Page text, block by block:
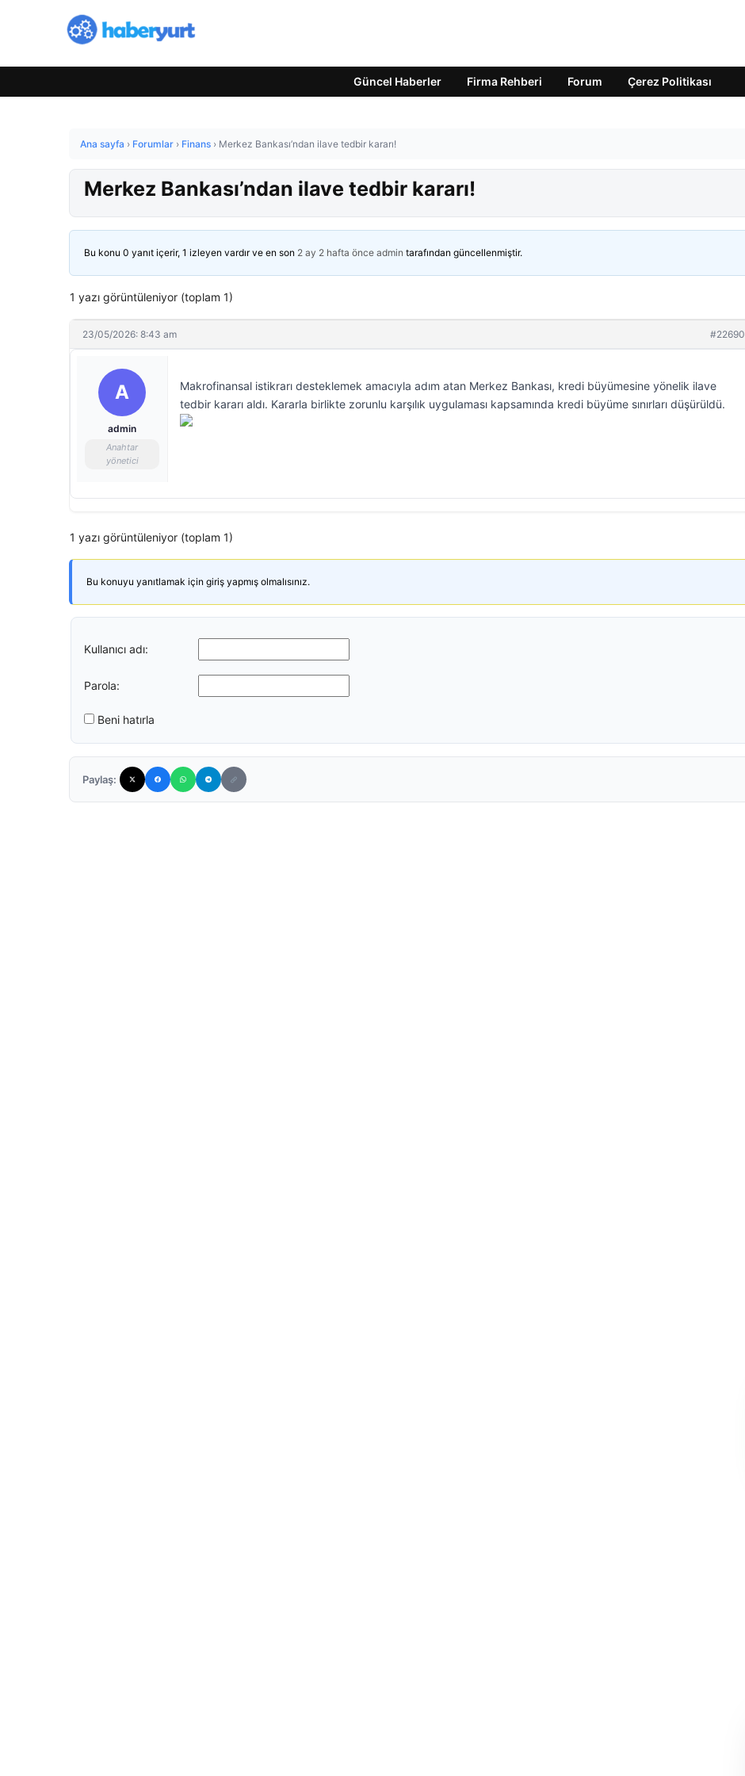
Güncel Haberler Firma Rehberi Forum Çerez Politikası
Ana sayfa › Forumlar › Finans › Merkez Bankası’ndan ilave tedbir kararı!
Merkez Bankası’ndan ilave tedbir kararı!
Bu konu 0 yanıt içerir, 1 izleyen vardır ve en son 2 ay 2 hafta önce admin tarafından güncellenmiştir.
1 yazı görüntüleniyor (toplam 1)
23/05/2026: 8:43 am #22690
A
admin
Anahtar
yönetici
Makrofinansal istikrarı desteklemek amacıyla adım atan Merkez Bankası, kredi büyümesine yönelik ilave
tedbir kararı aldı. Kararla birlikte zorunlu karşılık uygulaması kapsamında kredi büyüme sınırları düşürüldü.
1 yazı görüntüleniyor (toplam 1)
Bu konuyu yanıtlamak için giriş yapmış olmalısınız.
Kullanıcı adı:
Parola:
Beni hatırla
Paylaş: